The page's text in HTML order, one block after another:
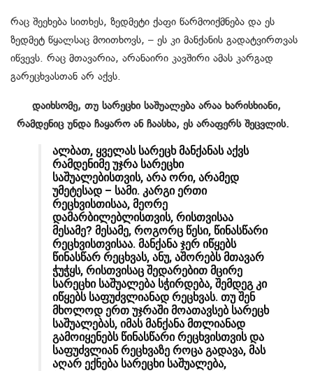
რაც შეეხება სითხეს, ზედმეტი ქაფი წარმოიქმნება და ეს
ზედმეტ წყალსაც მოითხოვს, – ეს კი მანქანის გადატვირთვას
იწვევს. რაც მთავარია, არანაირი კავშირი ამას კარგად
გარეცხვასთან არ აქვს.
დაიხსომე, თუ სარეცხი საშუალება არაა ხარისხიანი,
რამდენიც უნდა ჩაყარო ან ჩაასხა, ეს არაფერს შეცვლის.
ალბათ, ყველას სარეცხ მანქანას აქვს
რამდენიმე უჯრა სარეცხი
საშუალებისთვის, არა ორი, არამედ
უმეტესად – სამი. კარგი ერთი
რეცხვისთისაა, მეორე
დამარბილებლისთვის, რისთვისაა
მესამე? მესამე, როგორც წესი, წინასწარი
რეცხვისთვისაა. მანქანა ჯერ იწყებს
წინასწარ რეცხვას, ანუ, აშორებს მთავარ
ჭუჭყს, რისთვისაც შედარებით მცირე
სარეცხი საშუალება სჭირდება, შემდეგ კი
იწყებს საფუძვლიანად რეცხვას. თუ შენ
მხოლოდ ერთ უჯრაში მოათავსებ სარეცხ
საშუალებას, იმას მანქანა მთლიანად
გამოიყენებს წინასწარი რეცხვისთვის და
საფუძვლიან რეცხვაზე როცა გადავა, მას
აღარ ექნება სარეცხი საშუალება,